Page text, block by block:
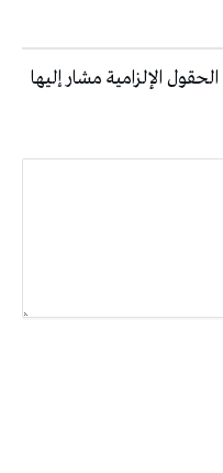
الحقول الإلزامية مشار إليها